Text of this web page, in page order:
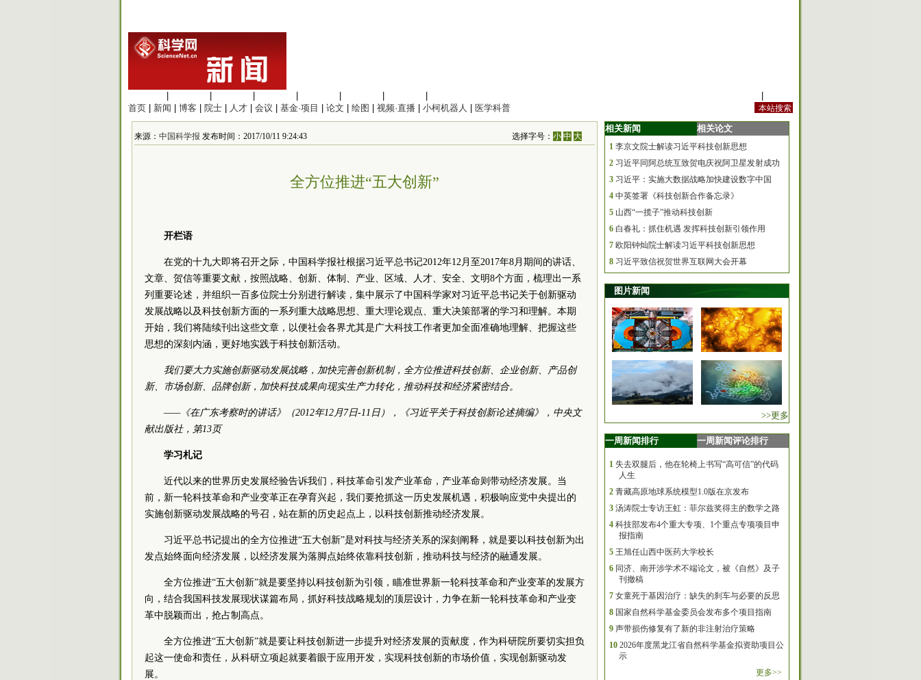
首页
新闻 博客 院士 人才 会议 基金·项目 论文 绘图 视频·直播 小柯机器人 医学科普
来源： 中国科学报 发布时间：2017/10/11 9:24:43 选择字号：小 中 大
全方位推进“五大创新”
开栏语
在党的十九大即将召开之际，中国科学报社根据习近平总书记2012年12月至2017年8月期间的讲话、
文章、贺信等重要文献，按照战略、创新、体制、产业、区域、人才、安全、文明8个方面，梳理出一系
列重要论述，并组织一百多位院士分别进行解读，集中展示了中国科学家对习近平总书记关于创新驱动
发展战略以及科技创新方面的一系列重大战略思想、重大理论观点、重大决策部署的学习和理解。本期
开始，我们将陆续刊出这些文章，以便社会各界尤其是广大科技工作者更加全面准确地理解、把握这些
思想的深刻内涵，更好地实践于科技创新活动。
我们要大力实施创新驱动发展战略，加快完善创新机制，全方位推进科技创新、企业创新、产品创
新、市场创新、品牌创新，加快科技成果向现实生产力转化，推动科技和经济紧密结合。
——《在广东考察时的讲话》（2012年12月7日-11日），《习近平关于科技创新论述摘编》，中央文
献出版社，第13页
学习札记
近代以来的世界历史发展经验告诉我们，科技革命引发产业革命，产业革命则带动经济发展。当
前，新一轮科技革命和产业变革正在孕育兴起，我们要抢抓这一历史发展机遇，积极响应党中央提出的
实施创新驱动发展战略的号召，站在新的历史起点上，以科技创新推动经济发展。
习近平总书记提出的全方位推进“五大创新”是对科技与经济关系的深刻阐释，就是要以科技创新为出
发点始终面向经济发展，以经济发展为落脚点始终依靠科技创新，推动科技与经济的融通发展。
全方位推进“五大创新”就是要坚持以科技创新为引领，瞄准世界新一轮科技革命和产业变革的发展方
向，结合我国科技发展现状谋篇布局，抓好科技战略规划的顶层设计，力争在新一轮科技革命和产业变
革中脱颖而出，抢占制高点。
全方位推进“五大创新”就是要让科技创新进一步提升对经济发展的贡献度，作为科研院所要切实担负
起这一使命和责任，从科研立项起就要着眼于应用开发，实现科技创新的市场价值，实现创新驱动发
展。
相关新闻 相关论文
1 李京文院士解读习近平科技创新思想
2 习近平同阿总统互致贺电庆祝阿卫星发射成功
3 习近平：实施大数据战略加快建设数字中国
4 中英签署《科技创新合作备忘录》
5 山西“一揽子”推动科技创新
6 白春礼：抓住机遇 发挥科技创新引领作用
7 欧阳钟灿院士解读习近平科技创新思想
8 习近平致信祝贺世界互联网大会开幕
图片新闻
>>更多
一周新闻排行 一周新闻评论排行
1 失去双腿后，他在轮椅上书写“高可信”的代码
人生
2 青藏高原地球系统模型1.0版在京发布
3 汤涛院士专访王虹：菲尔兹奖得主的数学之路
4 科技部发布4个重大专项、1个重点专项项目申
报指南
5 王旭任山西中医药大学校长
6 同济、南开涉学术不端论文，被《自然》及子
刊撤稿
7 女童死于基因治疗：缺失的刹车与必要的反思
8 国家自然科学基金委员会发布多个项目指南
9 声带损伤修复有了新的非注射治疗策略
10 2026年度黑龙江省自然科学基金拟资助项目公
示
更多>>